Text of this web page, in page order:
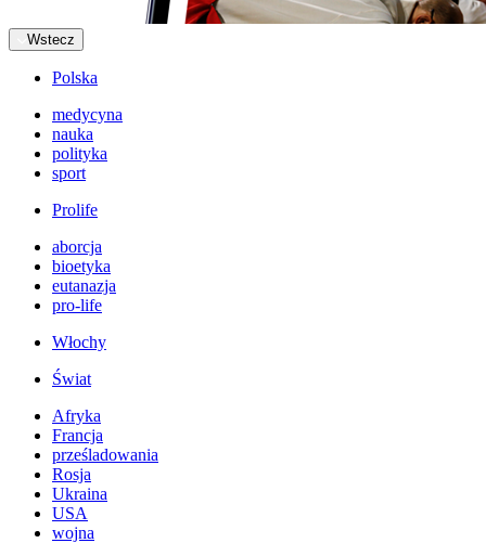
Wstecz
Polska
medycyna
nauka
polityka
sport
Prolife
aborcja
bioetyka
eutanazja
pro-life
Włochy
Świat
Afryka
Francja
prześladowania
Rosja
Ukraina
USA
wojna